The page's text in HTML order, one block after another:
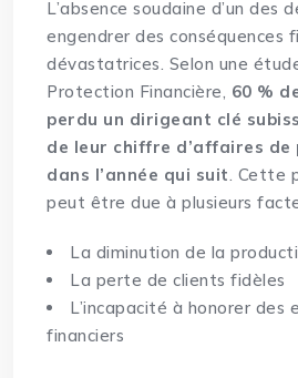
L’absence soudaine d’un des
engendrer des conséquences
dévastatrices. Selon une
Protection Financière, 60 %
perdu un dirigeant clé
de leur chiffre d’affaires de
dans l’année qui suit. Cette
peut être due à plusieurs
La diminution de la
La perte de clients fidèles
L’incapacité à honorer des
financiers